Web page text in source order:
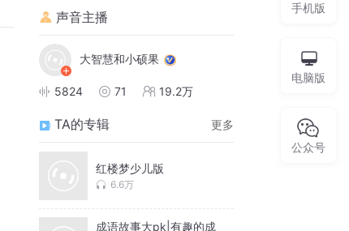
声音主播
大智慧和小硕果
5824 71 19.2万
TA的专辑 更多
红楼梦少儿版
6.6万
成语故事大pk|有趣的成
手机版
电脑版
公众号